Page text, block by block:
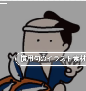
慣用句のイラスト素材